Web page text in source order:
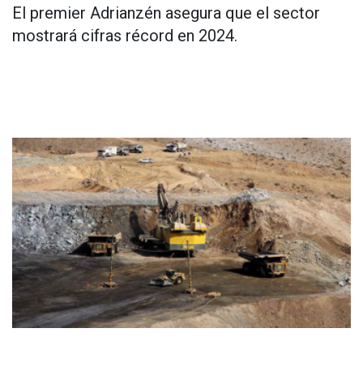
El premier Adrianzén asegura que el sector
mostrará cifras récord en 2024.